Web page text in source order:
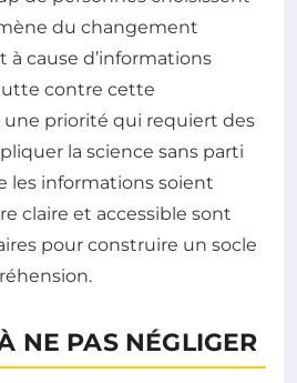
du changement
cause d’informations
contre cette
priorité qui requiert des
la science sans parti
les informations soient
claire et accessible sont
pour construire un socle
NE PAS NÉGLIGER